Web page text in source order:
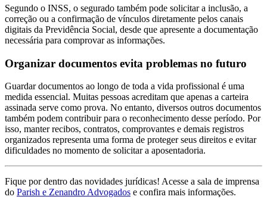
Segundo o INSS, o segurado também pode solicitar a inclusão, a
correção ou a confirmação de vínculos diretamente pelos canais
digitais da Previdência Social, desde que apresente a documentação
necessária para comprovar as informações.
Organizar documentos evita problemas no futuro
Guardar documentos ao longo de toda a vida profissional é uma
medida essencial. Muitas pessoas acreditam que apenas a carteira
assinada serve como prova. No entanto, diversos outros documentos
também podem contribuir para o reconhecimento desse período. Por
isso, manter recibos, contratos, comprovantes e demais registros
organizados representa uma forma de proteger seus direitos e evitar
dificuldades no momento de solicitar a aposentadoria.
Fique por dentro das novidades jurídicas! Acesse a sala de imprensa
do Parish e Zenandro Advogados e confira mais informações.